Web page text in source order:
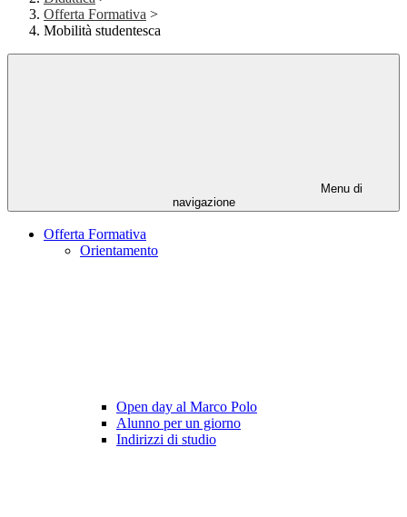
Offerta Formativa >
Mobilità studentesca
Menu di
navigazione
Offerta Formativa
Orientamento
Open day al Marco Polo
Alunno per un giorno
Indirizzi di studio